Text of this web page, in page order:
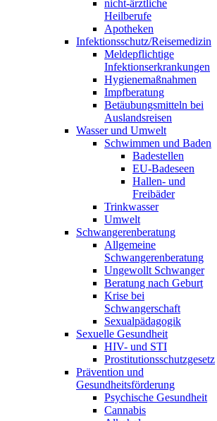
nicht-ärztliche
Heilberufe
Apotheken
Infektionsschutz/Reisemedizin
Meldepflichtige
Infektionserkrankungen
Hygienemaßnahmen
Impfberatung
Betäubungsmitteln bei
Auslandsreisen
Wasser und Umwelt
Schwimmen und Baden
Badestellen
EU-Badeseen
Hallen- und
Freibäder
Trinkwasser
Umwelt
Schwangerenberatung
Allgemeine
Schwangerenberatung
Ungewollt Schwanger
Beratung nach Geburt
Krise bei
Schwangerschaft
Sexualpädagogik
Sexuelle Gesundheit
HIV- und STI
Prostitutionsschutzgesetz
Prävention und
Gesundheitsförderung
Psychische Gesundheit
Cannabis